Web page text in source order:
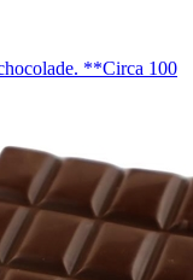
**Circa 100